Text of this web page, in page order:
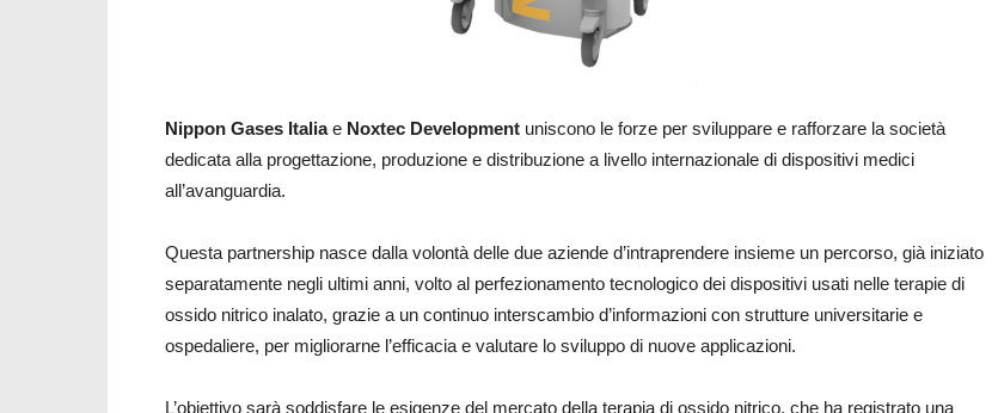
Nippon Gases Italiae Noxtec Development uniscono le forze per sviluppare e rafforzare la società
dedicata alla progettazione, produzione e distribuzione a livello internazionale di dispositivi medici
all’avanguardia.
Questa partnership nasce dalla volontà delle due aziende d’intraprendere insieme un percorso, già iniziato
separatamente negli ultimi anni, volto al perfezionamento tecnologico dei dispositivi usati nelle terapie di
ossido nitrico inalato, grazie a un continuo interscambio d’informazioni con strutture universitarie e
ospedaliere, per migliorarne l’efficacia e valutare lo sviluppo di nuove applicazioni.
L’obiettivo sarà soddisfare le esigenze del mercato della terapia di ossido nitrico, che ha registrato una